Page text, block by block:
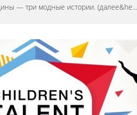
— три модные истории. (далее&he...